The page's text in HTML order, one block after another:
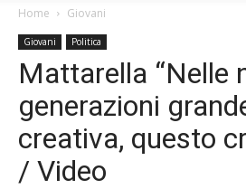
Home Giovani
Giovani Politica
Mattarella “Nelle
generazioni
creativa, questo
/ Video